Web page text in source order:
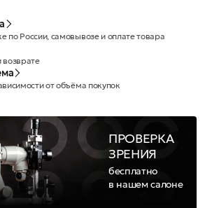
по России, самовывозе и оплате товара
возврате
от объёма покупок
ПРОВЕРКА
ЗРЕНИЯ
бесплатно
в нашем салоне